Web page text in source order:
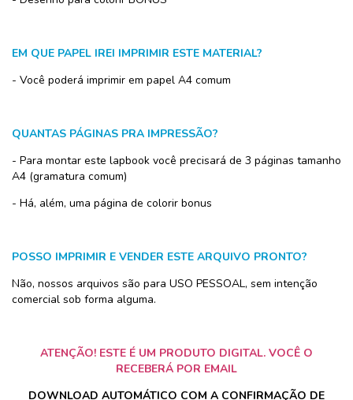
EM QUE PAPEL IREI IMPRIMIR ESTE MATERIAL?
- Você poderá imprimir em papel A4 comum
QUANTAS PÁGINAS PRA IMPRESSÃO?
- Para montar este lapbook você precisará de 3 páginas tamanho
A4 (gramatura comum)
- Há, além, uma página de colorir bonus
POSSO IMPRIMIR E VENDER ESTE ARQUIVO PRONTO?
Não, nossos arquivos são para USO PESSOAL, sem intenção
comercial sob forma alguma.
ATENÇÃO! ESTE É UM PRODUTO DIGITAL. VOCÊ O
RECEBERÁ POR EMAIL
DOWNLOAD AUTOMÁTICO COM A CONFIRMAÇÃO DE